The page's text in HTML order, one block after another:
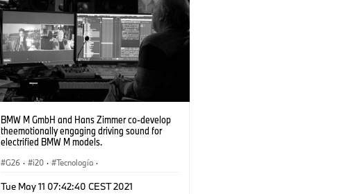
BMW M GmbH and Hans Zimmer co-develop
theemotionally engaging driving sound for
electrified BMW M models.
G26 · i20 · Tecnología ·
Tue May 11 07:42:40 CEST 2021